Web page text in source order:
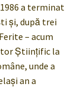
a terminat
și, după trei
– acum
Științific la
unde a
an a